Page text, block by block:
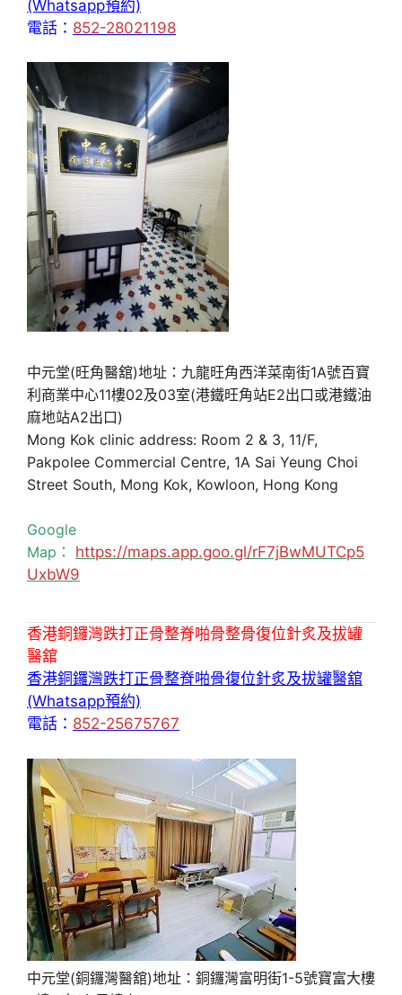
(Whatsapp預約)
電話： 852-28021198
中元堂(旺角醫舘)地址：九龍旺角西洋菜南街1A號百寶
利商業中心11樓02及03室(港鐵旺角站E2出口或港鐵油
麻地站A2出口)
Mong Kok clinic address: Room 2 & 3, 11/F,
Pakpolee Commercial Centre, 1A Sai Yeung Choi
Street South, Mong Kok, Kowloon, Hong Kong
Google
Map： https://maps.app.goo.gl/rF7jBwMUTCp5
UxbW9
香港銅鑼灣跌打正骨整脊啪骨整骨復位針炙及拔罐
醫舘
香港銅鑼灣跌打正骨整脊啪骨復位針炙及拔罐醫舘
(Whatsapp預約)
電話： 852-25675767
中元堂(銅鑼灣醫舘)地址：銅鑼灣富明街1-5號寶富大樓